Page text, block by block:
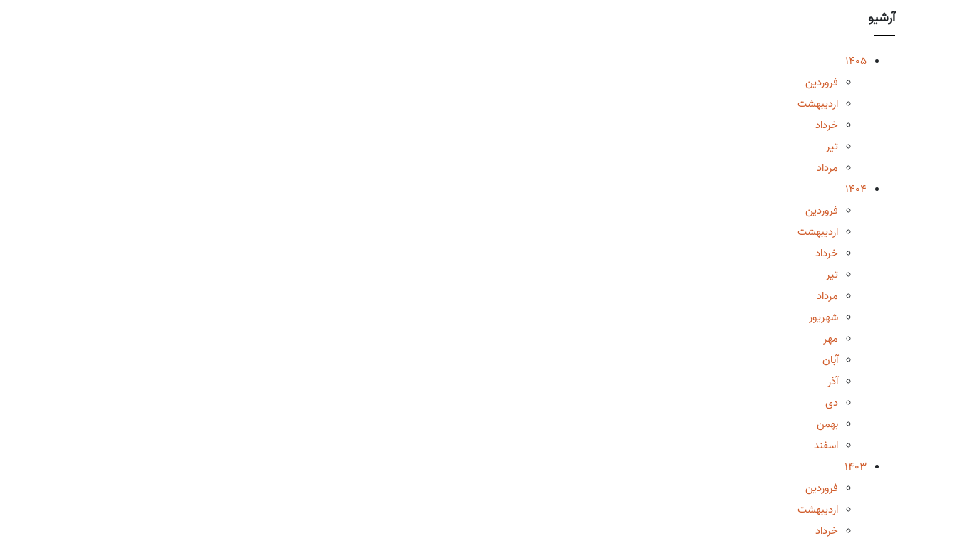
آرشیو
1405
فروردین
اردیبهشت
خرداد
تیر
مرداد
1404
فروردین
اردیبهشت
خرداد
تیر
مرداد
شهریور
مهر
آبان
آذر
دی
بهمن
اسفند
1403
فروردین
اردیبهشت
خرداد